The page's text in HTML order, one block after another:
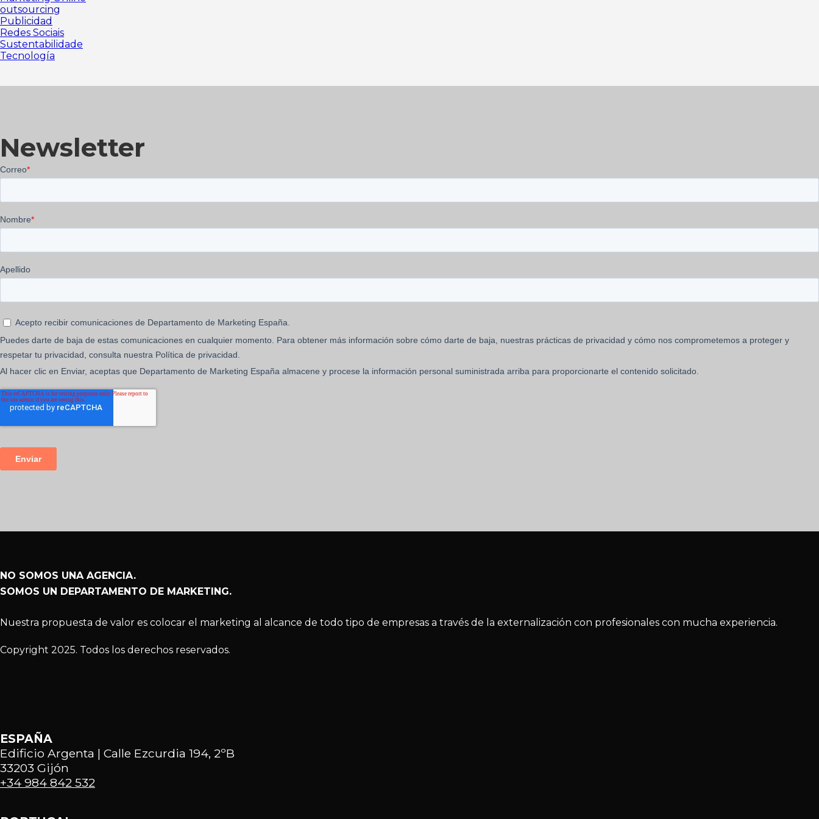
outsourcing
Publicidad
Redes Sociais
Sustentabilidade
Tecnología
Newsletter
NO SOMOS UNA AGENCIA.
SOMOS UN DEPARTAMENTO DE MARKETING.
Nuestra propuesta de valor es colocar el marketing al alcance de todo tipo de empresas a través de la externalización con profesionales con mucha experiencia.
Copyright 2025. Todos los derechos reservados.
ESPAÑA
Edificio Argenta | Calle Ezcurdia 194, 2ºB
33203 Gijón
+34 984 842 532